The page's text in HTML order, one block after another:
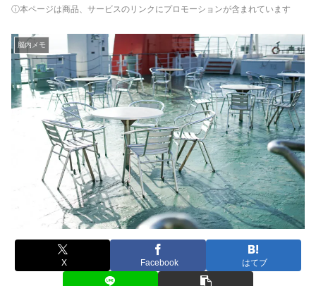
ⓘ本ページは商品、サービスのリンクにプロモーションが含まれています
脳内メモ
X Facebook はてブ